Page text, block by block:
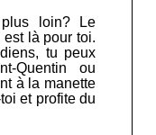
loin? Le
là pour toi.
tu peux
Quentin ou
à la manette
et profite du